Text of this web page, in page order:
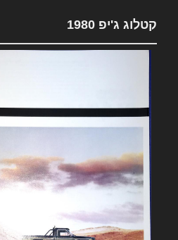
קטלוג ג'יפ 1980